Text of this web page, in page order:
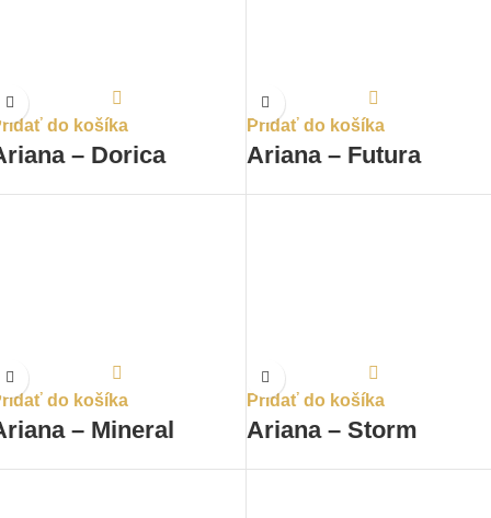
do košíka
– Dorica
Pridať do košíka
Ariana – Futura
do košíka
– Mineral
Pridať do košíka
Ariana – Storm